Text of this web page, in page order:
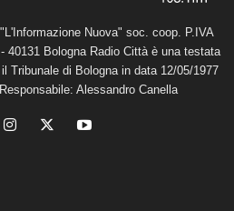
Nuova" soc. coop. P.IVA
40131 Bologna Radio Città è una testata
Tribunale di Bologna in data 12/05/1977
Alessandro Canella